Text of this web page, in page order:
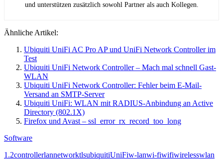
und unterstützen zusätzlich sowohl Partner als auch Kollegen.
Ähnliche Artikel:
Ubiquiti UniFi AC Pro AP und UniFi Network Controller im
Test
Ubiquiti UniFi Network Controller – Mach mal schnell Gast-
WLAN
Ubiquiti UniFi Network Controller: Fehler beim E-Mail-
Versand an SMTP-Server
Ubiquiti UniFi: WLAN mit RADIUS-Anbindung an Active
Directory (802.1X)
Firefox und Avast – ssl_error_rx_record_too_long
Software
1.2controllerlannetworktlsubiquitiUniFiw-lanwi-fiwifiwirelesswlan